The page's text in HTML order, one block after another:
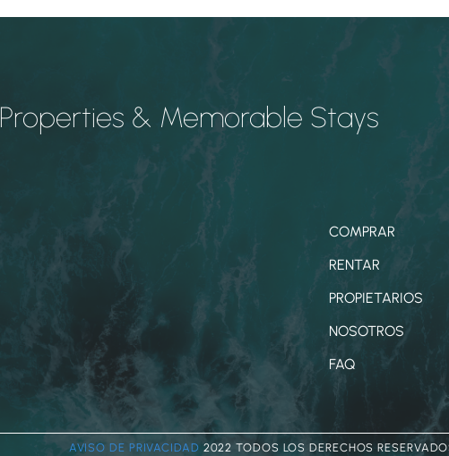
Properties & Memorable Stays
COMPRAR
RENTAR
PROPIETARIOS
NOSOTROS
FAQ
AVISO DE PRIVACIDAD 2022 TODOS LOS DERECHOS